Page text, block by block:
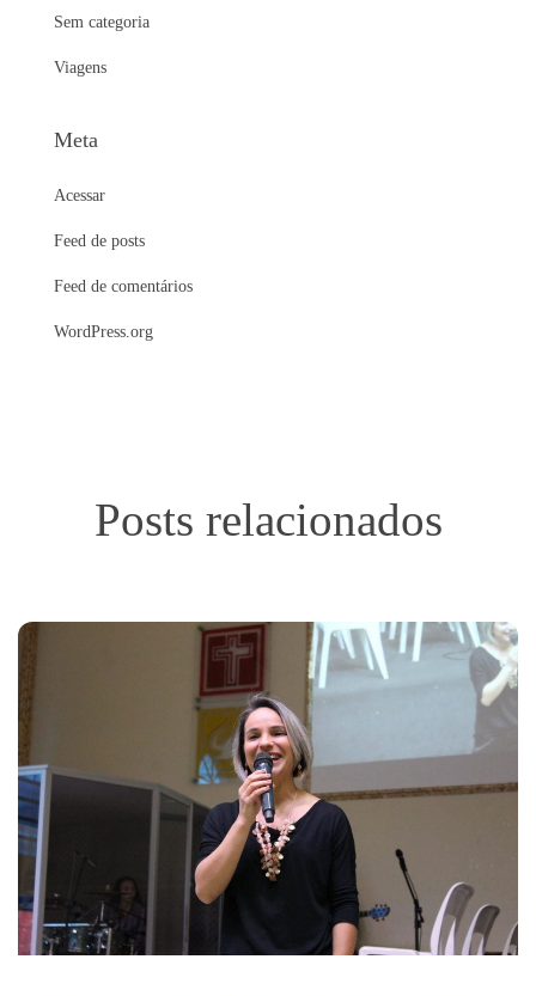
Sem categoria
Viagens
Meta
Acessar
Feed de posts
Feed de comentários
WordPress.org
Posts relacionados